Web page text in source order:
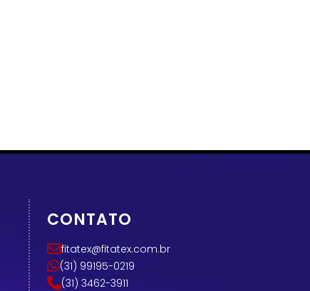
CONTATO
fitatex@fitatex.com.br
(31) 99195-0219
(31) 3462-3911